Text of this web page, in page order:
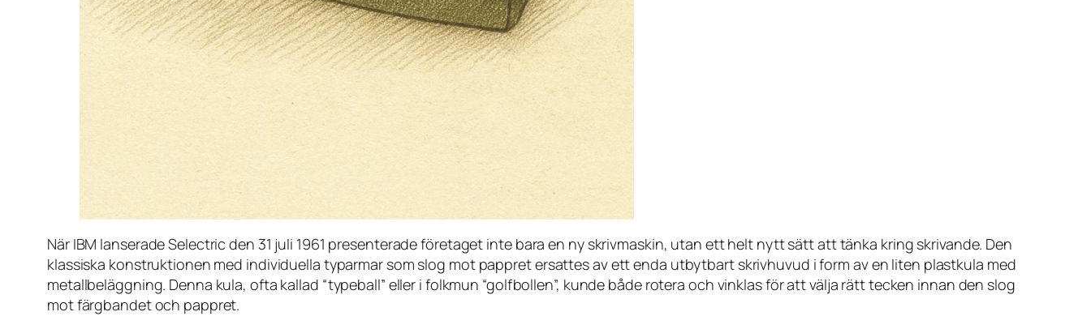
När IBM lanserade Selectric den 31 juli 1961 presenterade företaget inte bara en ny skrivmaskin, utan ett helt nytt sätt att tänka kring skrivande. Den
klassiska konstruktionen med individuella typarmar som slog mot pappret ersattes av ett enda utbytbart skrivhuvud i form av en liten plastkula med
metallbeläggning. Denna kula, ofta kallad “typeball” eller i folkmun “golfbollen”, kunde både rotera och vinklas för att välja rätt tecken innan den slog
mot färgbandet och pappret.